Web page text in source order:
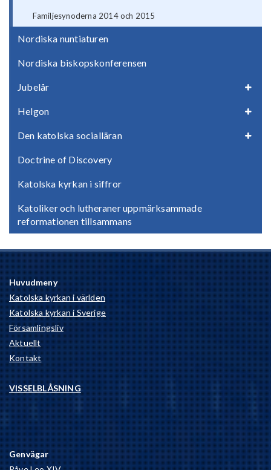
Familjesynoderna 2014 och 2015
Nordiska nuntiaturen
Nordiska biskopskonferensen
Jubelår
Helgon
Den katolska socialläran
Doctrine of Discovery
Katolska kyrkan i siffror
Katoliker och lutheraner uppmärksammade
reformationen tillsammans
Huvudmeny
Katolska kyrkan i världen
Katolska kyrkan i Sverige
Församlingsliv
Aktuellt
Kontakt
VISSELBLÅSNING
Genvägar